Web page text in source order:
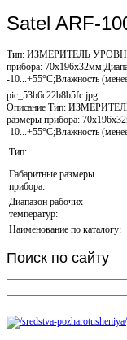
Satel ARF-
Тип: ИЗМЕРИТЕЛЬ
прибора:
-10...+55°С;Влажность
pic_53b6c22b8b5fc.jpg
Описание Тип:
размеры прибора:
-10...+55°С;Влажность
Тип:
Габаритные размеры
прибора:
Диапазон рабочих
температур:
Наименование по каталогу:
Поиск по сайту